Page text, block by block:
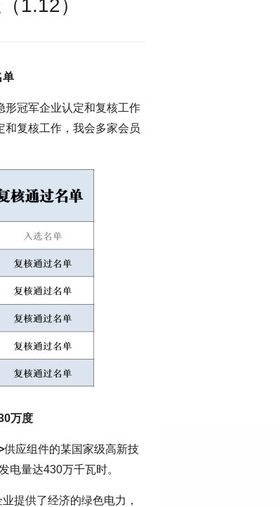
1.12）
单
形冠军企业认定和复核工作
和复核工作，我会多家会员
万度
供应组件的某国家级高新技
电量达430万千瓦时。
提供了经济的绿色电力，